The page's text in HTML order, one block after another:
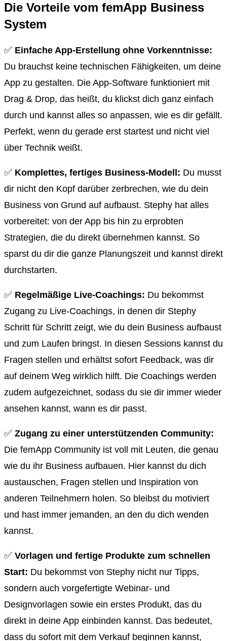
Die Vorteile vom femApp Business
System
✅ Einfache App-Erstellung ohne Vorkenntnisse:
Du brauchst keine technischen Fähigkeiten, um deine
App zu gestalten. Die App-Software funktioniert mit
Drag & Drop, das heißt, du klickst dich ganz einfach
durch und kannst alles so anpassen, wie es dir gefällt.
Perfekt, wenn du gerade erst startest und nicht viel
über Technik weißt.
✅ Komplettes, fertiges Business-Modell: Du musst
dir nicht den Kopf darüber zerbrechen, wie du dein
Business von Grund auf aufbaust. Stephy hat alles
vorbereitet: von der App bis hin zu erprobten
Strategien, die du direkt übernehmen kannst. So
sparst du dir die ganze Planungszeit und kannst direkt
durchstarten.
✅ Regelmäßige Live-Coachings: Du bekommst
Zugang zu Live-Coachings, in denen dir Stephy
Schritt für Schritt zeigt, wie du dein Business aufbaust
und zum Laufen bringst. In diesen Sessions kannst du
Fragen stellen und erhältst sofort Feedback, was dir
auf deinem Weg wirklich hilft. Die Coachings werden
zudem aufgezeichnet, sodass du sie dir immer wieder
ansehen kannst, wann es dir passt.
✅ Zugang zu einer unterstützenden Community:
Die femApp Community ist voll mit Leuten, die genau
wie du ihr Business aufbauen. Hier kannst du dich
austauschen, Fragen stellen und Inspiration von
anderen Teilnehmern holen. So bleibst du motiviert
und hast immer jemanden, an den du dich wenden
kannst.
✅ Vorlagen und fertige Produkte zum schnellen
Start: Du bekommst von Stephy nicht nur Tipps,
sondern auch vorgefertigte Webinar- und
Designvorlagen sowie ein erstes Produkt, das du
direkt in deine App einbinden kannst. Das bedeutet,
dass du sofort mit dem Verkauf beginnen kannst,